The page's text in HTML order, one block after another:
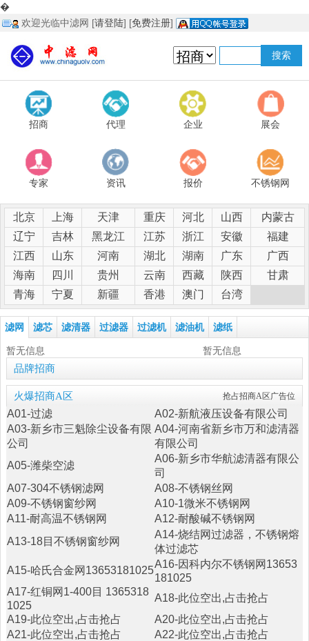
�
欢迎光临中滤网 [请登陆] [免费注册]
招商 代理 企业 展会
专家 资讯 报价 不锈钢网
北京 上海 天津 重庆 河北 山西
内蒙古
辽宁
吉林 黑龙江 江苏 浙江 安徽
福建
江西
山东 河南 湖北 湖南 广东
广西
海南
四川 贵州 云南 西藏 陕西
甘肃
青海
宁夏 新疆 香港 澳门 台湾
滤网 滤芯 滤清器 过滤器 过滤机 滤油机 滤纸
暂无信息
暂无信息
品牌招商
抢占招商A区广告位
火爆招商A区
A01-过滤 A02-新航液压设备有限公司
A03-新乡市三魁除尘设备有限
公司
A04-河南省新乡市万和滤清器
有限公司
A05-潍柴空滤
A06-新乡市华航滤清器有限公
司
A07-304不锈钢滤网 A08-不锈钢丝网
A09-不锈钢窗纱网 A10-1微米不锈钢网
A11-耐高温不锈钢网 A12-耐酸碱不锈钢网
A13-18目不锈钢窗纱网
A14-烧结网过滤器，不锈钢熔
体过滤芯
A15-哈氏合金网13653181025
A16-因科内尔不锈钢网13653
181025
A17-红铜网1-400目 1365318
1025
A18-此位空出,占击抢占
A19-此位空出,占击抢占 A20-此位空出,占击抢占
A21-此位空出,占击抢占 A22-此位空出,占击抢占